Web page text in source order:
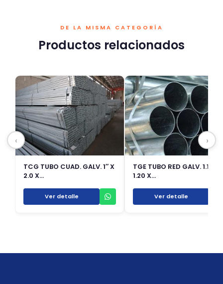
DE LA MISMA CATEGORÍA
Productos relacionados
TCG TUBO CUAD. GALV. 1″ X
2.0 X…
Ver detalle
TGE TUBO RED GALV. 1.1/2 X
1.20 X…
Ver detalle
‹ ›